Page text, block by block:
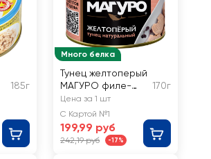
185г
Много белка
Тунец желтоперый
МАГУРО филе-
кусочки в
натуральной
заливке
170г
Цена за 1 шт
С Картой №1
199,99 руб
242,19 руб -17%